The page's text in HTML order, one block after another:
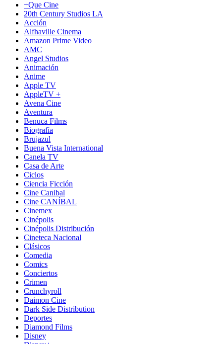
+Que Cine
20th Century Studios LA
Acción
Alfhaville Cinema
Amazon Prime Video
AMC
Angel Studios
Animación
Anime
Apple TV
AppleTV +
Avena Cine
Aventura
Benuca Films
Biografía
Brujazul
Buena Vista International
Canela TV
Casa de Arte
Ciclos
Ciencia Ficción
Cine Canibal
Cine CANÍBAL
Cinemex
Cinépolis
Cinépolis Distribución
Cineteca Nacional
Clásicos
Comedia
Comics
Conciertos
Crimen
Crunchyroll
Daimon Cine
Dark Side Distribution
Deportes
Diamond Films
Disney